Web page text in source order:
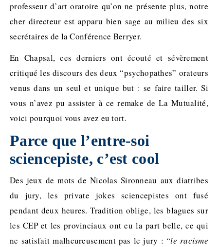
professeur d’art oratoire qu’on ne présente plus, notre
cher directeur est apparu bien sage au milieu des six
secrétaires de la Conférence Berryer.
En Chapsal, ces derniers ont écouté et sévèrement
critiqué les discours des deux “psychopathes” orateurs
venus dans un seul et unique but : se faire tailler. Si
vous n’avez pu assister à ce remake de La Mutualité,
voici pourquoi vous avez eu tort.
Parce que l’entre-soi
sciencepiste, c’est cool
Des jeux de mots de Nicolas Sironneau aux diatribes
du jury, les private jokes sciencepistes ont fusé
pendant deux heures. Tradition oblige, les blagues sur
les CEP et les provinciaux ont eu la part belle, ce qui
ne satisfait malheureusement pas le jury : “le racisme